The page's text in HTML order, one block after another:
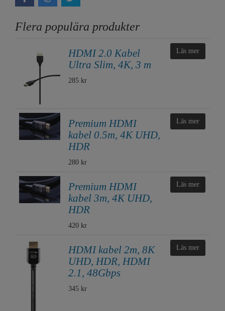
Flera populära produkter
HDMI 2.0 Kabel
Ultra Slim, 4K, 3 m
285 kr
Läs mer
Premium HDMI
kabel 0.5m, 4K UHD,
HDR
280 kr
Läs mer
Premium HDMI
kabel 3m, 4K UHD,
HDR
420 kr
Läs mer
HDMI kabel 2m, 8K
UHD, HDR, HDMI
2.1, 48Gbps
345 kr
Läs mer